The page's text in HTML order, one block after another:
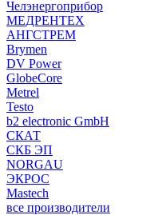
Челэнергоприбор
МЕДРЕНТЕХ
АНГСТРЕМ
Brymen
DV Power
GlobeCore
Metrel
Testo
b2 electronic GmbH
СКАТ
СКБ ЭП
NORGAU
ЭКРОС
Mastech
все производители